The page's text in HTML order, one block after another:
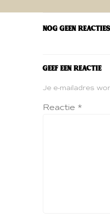
Nog geen reacties
Geef een reactie
Je e-mailadres
Reactie *